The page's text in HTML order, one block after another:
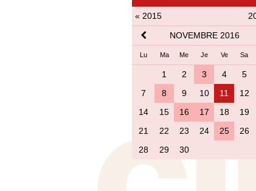
« 2015
NOVEMBRE 2016
Lu Ma Me Je Ve Sa
1 2 3 4 5
7
8 9 10 11 12
14
15 16 17 18 19
21
22 23 24 25 26
28
29 30